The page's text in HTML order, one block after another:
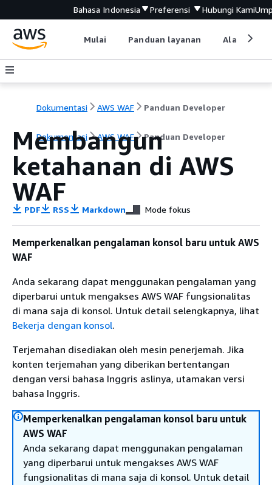
Bahasa Indonesia Preferensi Hubungi Kami
Mulai Panduan layanan Alat
Dokumentasi AWS WAF Panduan Developer
Dokumentasi AWS WAF Panduan Developer
Membangun
ketahanan di AWS
WAF
PDF RSS Markdown Mode fokus
Memperkenalkan pengalaman konsol baru untuk AWS
WAF
Anda sekarang dapat menggunakan pengalaman yang
diperbarui untuk mengakses AWS WAF fungsionalitas
di mana saja di konsol. Untuk detail selengkapnya, lihat
Bekerja dengan konsol.
Terjemahan disediakan oleh mesin penerjemah. Jika
konten terjemahan yang diberikan bertentangan
dengan versi bahasa Inggris aslinya, utamakan versi
bahasa Inggris.
Memperkenalkan pengalaman konsol baru untuk
AWS WAF
Anda sekarang dapat menggunakan pengalaman
yang diperbarui untuk mengakses AWS WAF
fungsionalitas di mana saja di konsol. Untuk detail